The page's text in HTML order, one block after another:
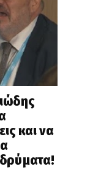
και να